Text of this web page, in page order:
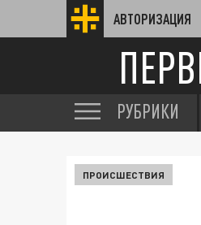
АВТОРИЗАЦИЯ
РУБРИКИ
ПРОИСШЕСТВИЯ